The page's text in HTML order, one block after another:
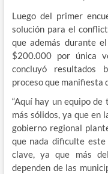
Luego del primer
solución para el
que además durante
$200.000 por única
concluyó resultados
proceso que manifiesta
“Aquí hay un equipo
más sólidos, ya que en
gobierno regional
que nada dificulte
clave, ya que más
dependen de las